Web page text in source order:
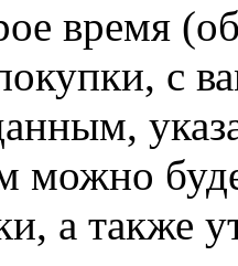
время
с
а также